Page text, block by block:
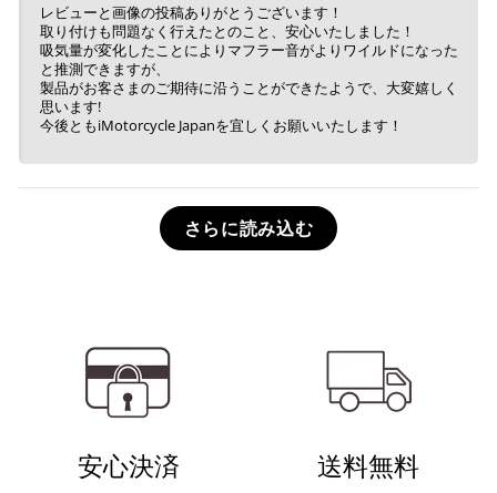
レビューと画像の投稿ありがとうございます！
取り付けも問題なく行えたとのこと、安心いたしました！
吸気量が変化したことによりマフラー音がよりワイルドになった
と推測できますが、
製品がお客さまのご期待に沿うことができたようで、大変嬉しく
思います!
今後ともiMotorcycle Japanを宜しくお願いいたします！
さらに読み込む
安心決済 送料無料